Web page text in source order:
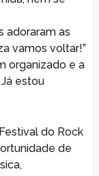
adoraram as
vamos voltar!”
organizado e a
estou
do Rock
de